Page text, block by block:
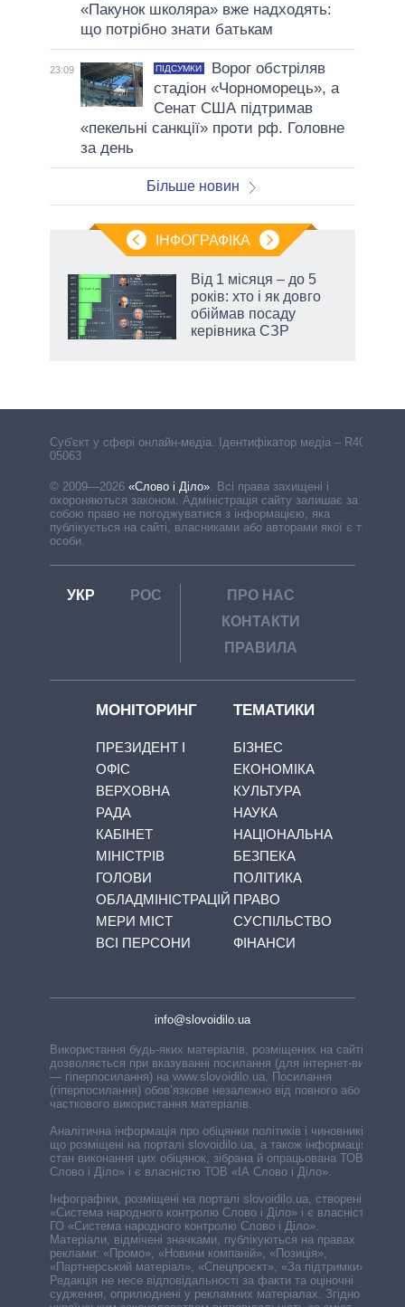
«Пакунок школяра» вже надходять:
що потрібно знати батькам
23:09 ПІДСУМКИ
Ворог обстріляв
стадіон «Чорноморець», а
Сенат США підтримав
«пекельні санкції» проти рф. Головне
за день
Більше новин
ІНФОГРАФІКА
Від 1 місяця – до 5
років: хто і як довго
обіймав посаду
керівника СЗР
Cуб'єкт у сфері онлайн-медіа. Ідентифікатор медіа – R40-
05063
© 2009—2026 «Слово і Діло». Всі права захищені і
охороняються законом. Адміністрація сайту залишає за
собою право не погоджуватися з інформацією, яка
публікується на сайті, власниками або авторами якої є треті
особи.
УКР РОС
ПРО НАС
КОНТАКТИ
ПРАВИЛА
МОНІТОРИНГ
ПРЕЗИДЕНТ І
ОФІС
ВЕРХОВНА
РАДА
КАБІНЕТ
МІНІСТРІВ
ГОЛОВИ
ОБЛАДМІНІСТРАЦІЙ
МЕРИ МІСТ
ВСІ ПЕРСОНИ
ТЕМАТИКИ
БІЗНЕС
ЕКОНОМІКА
КУЛЬТУРА
НАУКА
НАЦІОНАЛЬНА
БЕЗПЕКА
ПОЛІТИКА
ПРАВО
СУСПІЛЬСТВО
ФІНАНСИ
info@slovoidilo.ua
Використання будь-яких матеріалів, розміщених на сайті,
дозволяється при вказуванні посилання (для інтернет-видань
— гіперпосилання) на www.slovoidilo.ua. Посилання
(гіперпосилання) обов’язкове незалежно від повного або
часткового використання матеріалів.
Аналітична інформація про обіцянки політиків і чиновників,
що розміщені на порталі slovoidilo.ua, а також інформація про
стан виконання цих обіцянок, зібрана й опрацьована ТОВ «ІА
Слово і Діло» і є власністю ТОВ «ІА Слово і Діло».
Інфографіки, розміщені на порталі slovoidilo.ua, створені ГО
«Система народного контролю Слово і Діло» і є власністю
ГО «Система народного контролю Слово і Діло».
Матеріали, відмічені значками, публікуються на правах
реклами: «Промо», «Новини компаній», «Позиція»,
«Партнерський матеріал», «Спецпроєкт», «За підтримки».
Редакція не несе відповідальності за факти та оціночні
судження, оприлюднені у рекламних матеріалах. Згідно з